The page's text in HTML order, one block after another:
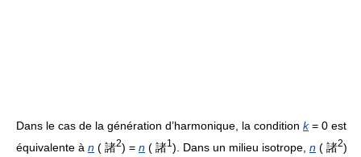
Dans le cas de la génération d’harmonique, la condition k= 0 est
équivalente à n ( 諸2) = n ( 諸1 ). Dans un milieu isotrope, n ( 諸2)